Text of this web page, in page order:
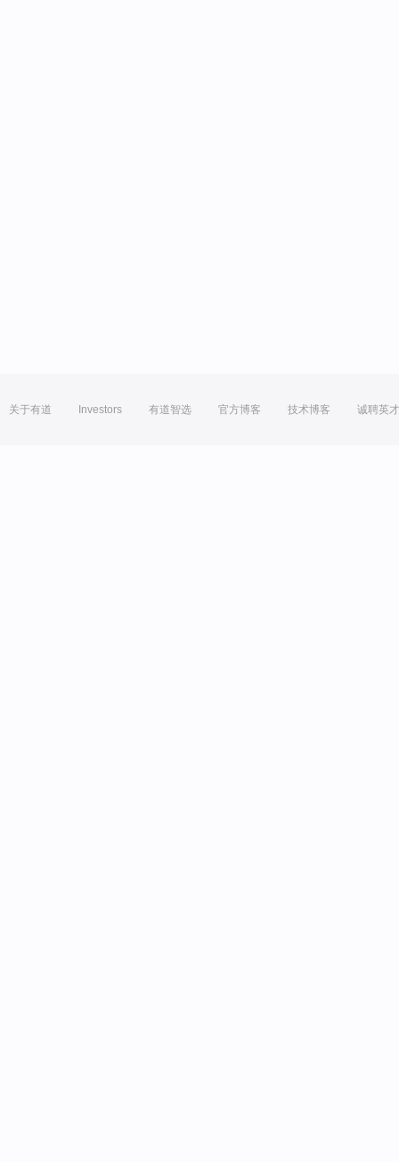
关于有道 Investors 有道智选 官方博客 技术博客 诚聘英才